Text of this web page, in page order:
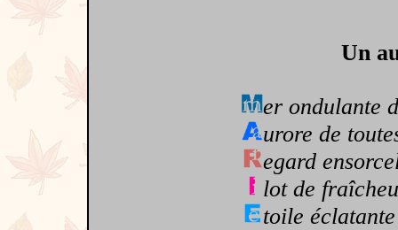
Un
er ondulante
urore de
egard
lot de
toile